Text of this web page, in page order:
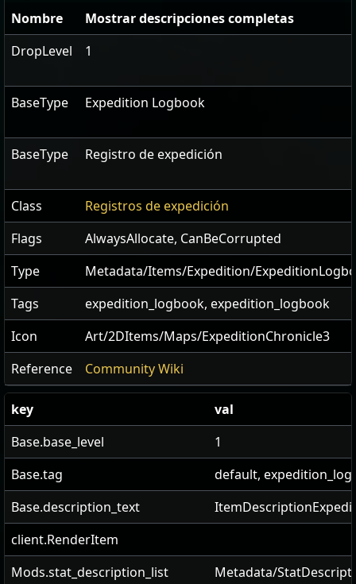
Nombre
Mostrar descripciones completas
DropLevel
1
BaseType Expedition Logbook
BaseType Registro de expedición
Class
Registros de expedición
Flags
AlwaysAllocate, CanBeCorrupted
Type
Metadata/Items/Expedition/
Tags
expedition_logbook, expedition_logbook
Icon
Art/2DItems/Maps/ExpeditionChronicle3
Reference
Community Wiki
key
val
Base.base_level
1
Base.tag
default,
Base.description_text
client.RenderItem
Mods.stat_description_list
Metadata/